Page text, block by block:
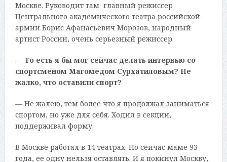
Москве. Руководит там главный режиссер
Центрального академического театра российской
армии Борис Афанасьевич Морозов, народный
артист России, очень серьезный режиссер.
— То есть я бы мог сейчас делать интервью со
спортсменом Магомедом Сурхатиловым? Не
жалко, что оставили спорт?
— Не жалею, тем более что я продолжал заниматься
спортом, но уже для себя. Ходил в секции,
поддерживал форму.
В Москве работал в 14 театрах. Но сейчас маме 93
года, ее одну нельзя оставлять. И я покинул Москву,